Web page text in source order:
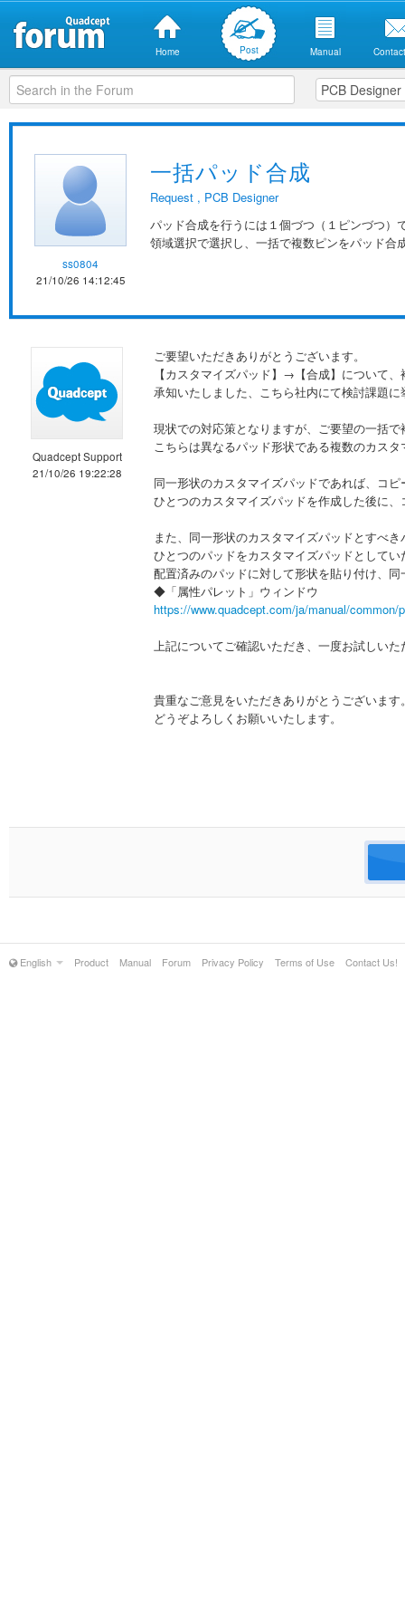
Home Post Manual
ss0804
21/10/26 14:12:45
一括パッド合成
Request , PCB Designer
パッド合成を行うには１個づつ（１ピンづつ
領域選択で選択し、一括で複数ピンをパッド合
Quadcept Support
21/10/26 19:22:28
ご要望いただきありがとうございます。
【カスタマイズパッド】→【合成】について
承知いたしました、こちら社内にて検討課題
現状での対応策となりますが、ご要望の一括
こちらは異なるパッド形状である複数のカス
同一形状のカスタマイズパッドであれば、コ
ひとつのカスタマイズパッドを作成した後に
また、同一形状のカスタマイズパッドとすべ
ひとつのパッドをカスタマイズパッドとして
配置済みのパッドに対して形状を貼り付け、
◆「属性パレット」ウィンドウ
https://www.quadcept.com/ja/manual/common/
上記についてご確認いただき、一度お試しい
貴重なご意見をいただきありがとうございます
どうぞよろしくお願いいたします。
English Product Manual Forum Privacy Policy Terms of Use Contact Us!